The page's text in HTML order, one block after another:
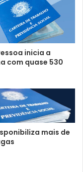
inicia a
com quase 530
mais de